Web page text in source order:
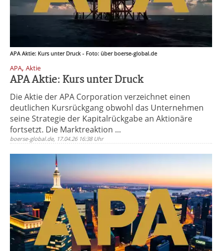
APA Aktie: Kurs unter Druck - Foto: über boerse-global.de
APA, Aktie
APA Aktie: Kurs unter Druck
Die Aktie der APA Corporation verzeichnet einen
deutlichen Kursrückgang obwohl das Unternehmen
seine Strategie der Kapitalrückgabe an Aktionäre
fortsetzt. Die Marktreaktion ...
boerse-global.de, 17.04.26 16:38 Uhr